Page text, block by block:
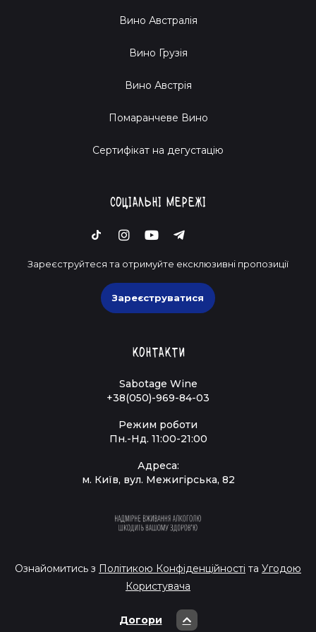
Вино Австралія
Вино Грузія
Вино Австрія
Помаранчеве Вино
Cертифікат на дегустацію
Соціальні мережі
Зареєструйтеся та отримуйте ексклюзивні пропозиції
Зареєструватися
Контакти
Sabotage Wine
+38(050)-969-84-03
Режим роботи
Пн.-Нд. 11:00-21:00
Адреса:
м. Київ, вул. Межигірська, 82
Ознайомитись з Політикою Конфіденційності та Угодою
Користувача
Догори